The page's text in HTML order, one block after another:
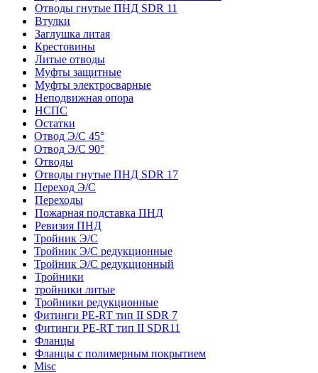
Отводы гнутые ПНД SDR 11
Втулки
Заглушка литая
Крестовины
Литые отводы
Муфты защитные
Муфты электросварные
Неподвижная опора
НСПС
Остатки
Отвод Э/С 45°
Отвод Э/С 90°
Отводы
Отводы гнутые ПНД SDR 17
Переход Э/С
Переходы
Пожарная подставка ПНД
Ревизия ПНД
Тройник Э/С
Тройник Э/С редукционные
Тройник Э/С редукционный
Тройники
тройники литые
Тройники редукционные
Фитинги PE-RT тип II SDR 7
Фитинги PE-RT тип II SDR11
Фланцы
Фланцы с полимерным покрытием
Misc